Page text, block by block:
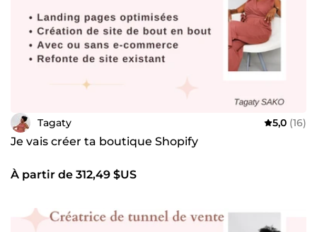
Tagaty 5,0 (16)
Je vais créer ta boutique Shopify
À partir de 312,49 $US